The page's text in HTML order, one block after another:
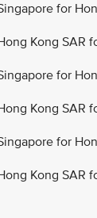
for
Kong SAR
for
Kong SAR
for
Kong SAR